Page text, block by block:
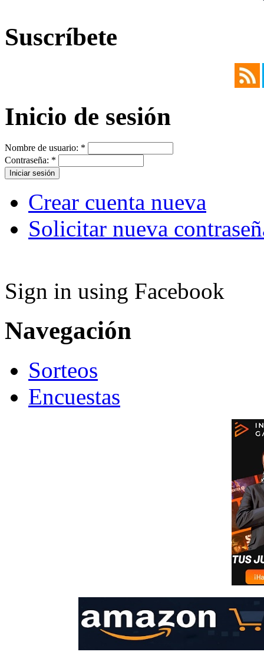
Suscríbete
Inicio de sesión
Nombre de usuario: *
Contraseña: *
Crear cuenta nueva
Solicitar nueva
Sign in using Facebook
Navegación
Sorteos
Encuestas